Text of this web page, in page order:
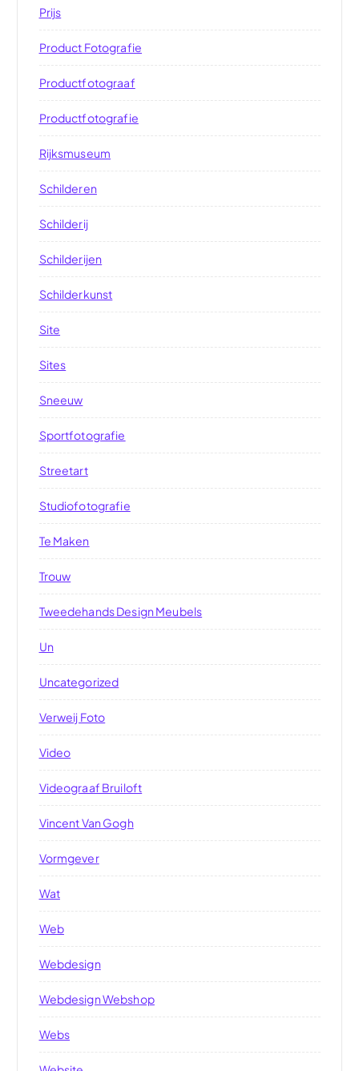
Prijs
Product Fotografie
Productfotograaf
Productfotografie
Rijksmuseum
Schilderen
Schilderij
Schilderijen
Schilderkunst
Site
Sites
Sneeuw
Sportfotografie
Streetart
Studiofotografie
Te Maken
Trouw
Tweedehands Design Meubels
Un
Uncategorized
Verweij Foto
Video
Videograaf Bruiloft
Vincent Van Gogh
Vormgever
Wat
Web
Webdesign
Webdesign Webshop
Webs